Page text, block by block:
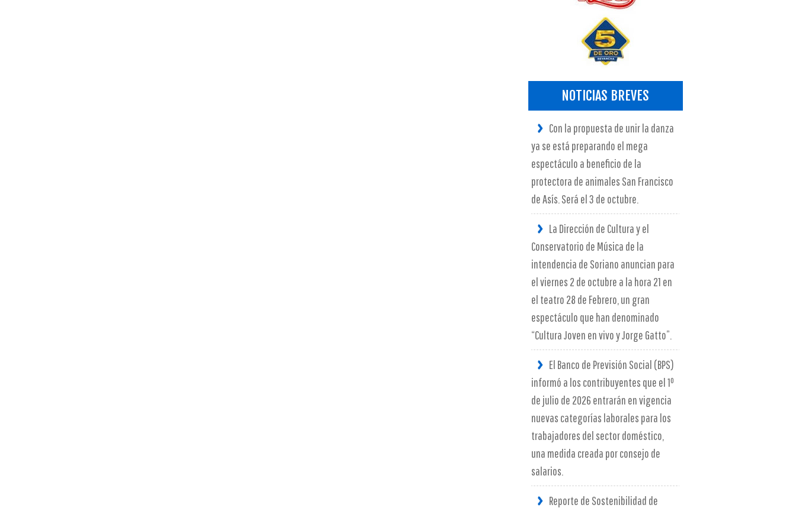
NOTICIAS BREVES
Con la propuesta de unir la danza
ya se está preparando el mega
espectáculo a beneficio de la
protectora de animales San Francisco
de Asís. Será el 3 de octubre.
La Dirección de Cultura y el
Conservatorio de Música de la
intendencia de Soriano anuncian para
el viernes 2 de octubre a la hora 21 en
el teatro 28 de Febrero, un gran
espectáculo que han denominado
“Cultura Joven en vivo y Jorge Gatto”.
El Banco de Previsión Social (BPS)
informó a los contribuyentes que el 1º
de julio de 2026 entrarán en vigencia
nuevas categorías laborales para los
trabajadores del sector doméstico,
una medida creada por consejo de
salarios.
Reporte de Sostenibilidad de